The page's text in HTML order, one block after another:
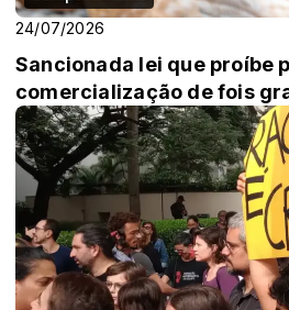
24/07/2026
Sancionada lei que proíbe
comercialização de fois